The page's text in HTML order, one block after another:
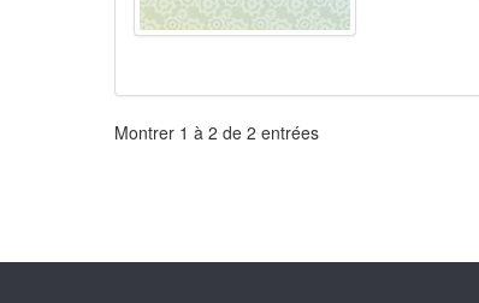
Pagination
Montrer 1 à 2 de 2 entrées